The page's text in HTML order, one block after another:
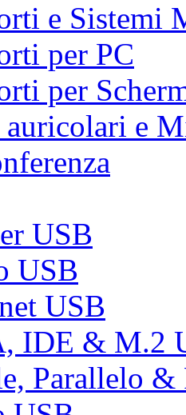
e Sistemi
per PC
per
auricolari e
USB
USB
USB
IDE & M.2
Parallelo &